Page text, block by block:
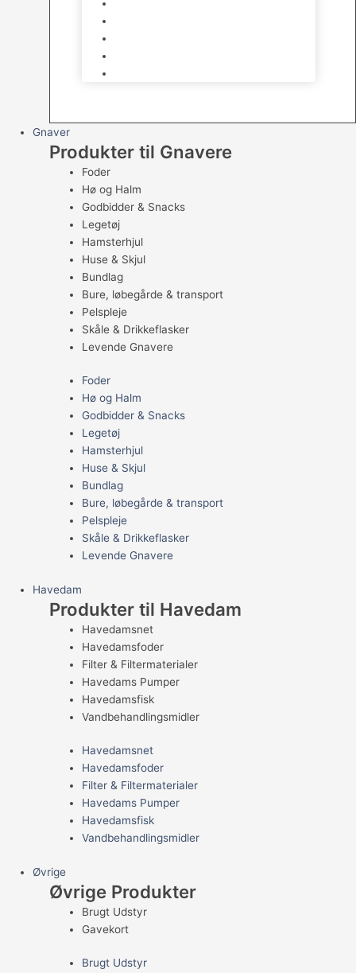
Gnaver
Produkter til Gnavere
Foder
Hø og Halm
Godbidder & Snacks
Legetøj
Hamsterhjul
Huse & Skjul
Bundlag
Bure, løbegårde & transport
Pelspleje
Skåle & Drikkeflasker
Levende Gnavere
Foder
Hø og Halm
Godbidder & Snacks
Legetøj
Hamsterhjul
Huse & Skjul
Bundlag
Bure, løbegårde & transport
Pelspleje
Skåle & Drikkeflasker
Levende Gnavere
Havedam
Produkter til Havedam
Havedamsnet
Havedamsfoder
Filter & Filtermaterialer
Havedams Pumper
Havedamsfisk
Vandbehandlingsmidler
Havedamsnet
Havedamsfoder
Filter & Filtermaterialer
Havedams Pumper
Havedamsfisk
Vandbehandlingsmidler
Øvrige
Øvrige Produkter
Brugt Udstyr
Gavekort
Brugt Udstyr